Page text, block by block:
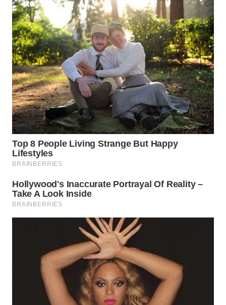
WN
KARAWANG
WN
BEKASI
WN
BOGOR
WN
DEPOK
TAPANULI
UTARA
WN
LAWAS